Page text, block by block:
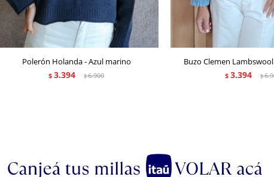
Polerón Holanda - Azul marino
$ 3.394 $6.900
Buzo Clemen
$ 3.394 $